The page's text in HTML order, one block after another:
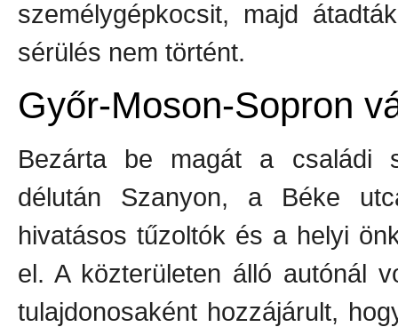
személygépkocsit, majd
sérülés nem történt.
Győr-Moson-Sopron
Bezárta be magát a családi
délután Szanyon, a Béke
hivatásos tűzoltók és a helyi
el. A közterületen álló autónál
tulajdonosaként hozzájárult,